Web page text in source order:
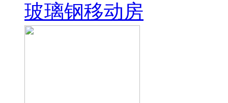
玻璃钢移动房